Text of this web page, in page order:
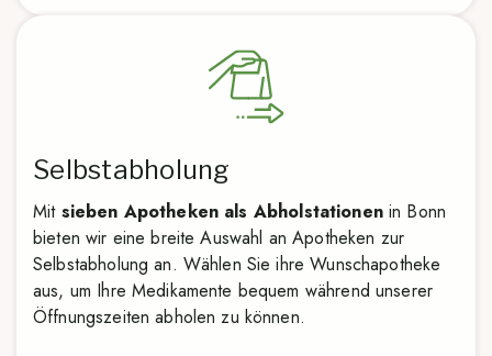
Selbstabholung
Mit sieben Apotheken als Abholstationenin Bonn
bieten wir eine breite Auswahl an Apotheken zur
Selbstabholung an. Wählen Sie ihre Wunschapotheke
aus, um Ihre Medikamente bequem während unserer
Öffnungszeiten abholen zu können.